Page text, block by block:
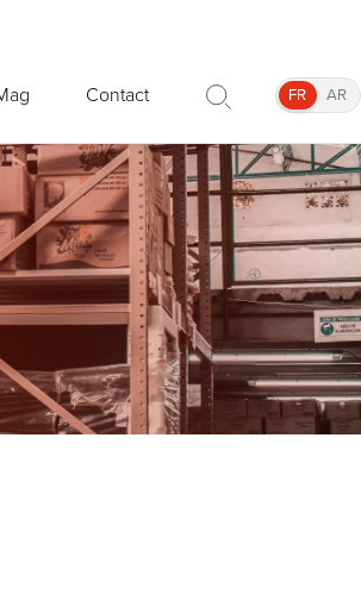
Contact FR AR